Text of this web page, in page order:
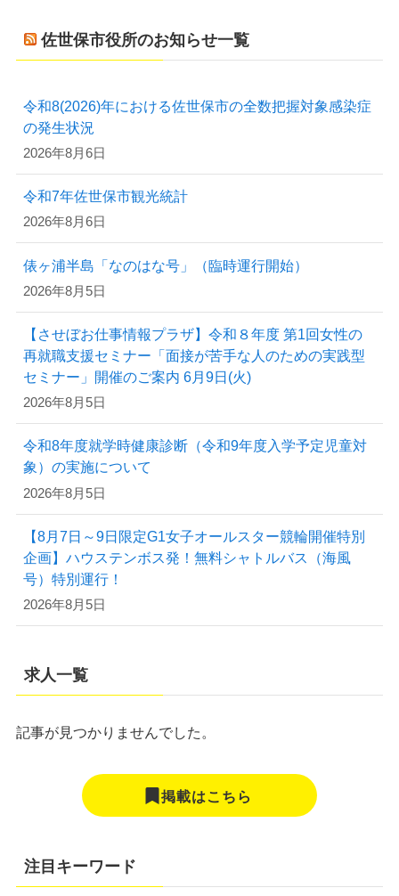
佐世保市役所のお知らせ一覧
令和8(2026)年における佐世保市の全数把握対象感染症
の発生状況
2026年8月6日
令和7年佐世保市観光統計
2026年8月6日
俵ヶ浦半島「なのはな号」（臨時運行開始）
2026年8月5日
【させぼお仕事情報プラザ】令和８年度 第1回女性の
再就職支援セミナー「面接が苦手な人のための実践型
セミナー」開催のご案内 6月9日(火)
2026年8月5日
令和8年度就学時健康診断（令和9年度入学予定児童対
象）の実施について
2026年8月5日
【8月7日～9日限定G1女子オールスター競輪開催特別
企画】ハウステンボス発！無料シャトルバス（海風
号）特別運行！
2026年8月5日
求人一覧
記事が見つかりませんでした。
掲載はこちら
注目キーワード